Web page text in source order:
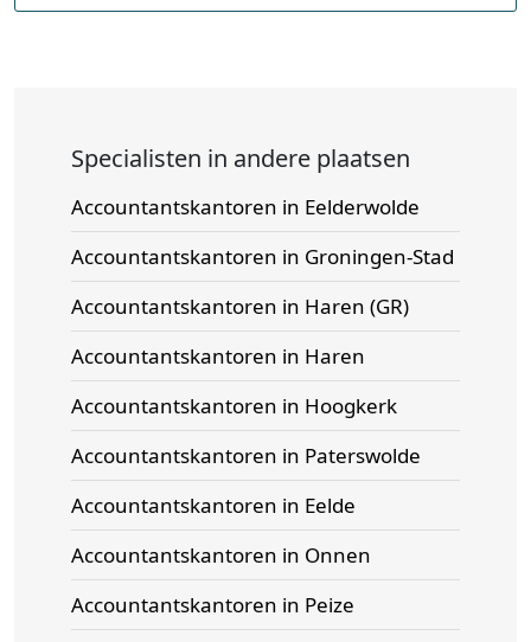
Specialisten in andere plaatsen
Accountantskantoren in Eelderwolde
Accountantskantoren in Groningen-Stad
Accountantskantoren in Haren (GR)
Accountantskantoren in Haren
Accountantskantoren in Hoogkerk
Accountantskantoren in Paterswolde
Accountantskantoren in Eelde
Accountantskantoren in Onnen
Accountantskantoren in Peize